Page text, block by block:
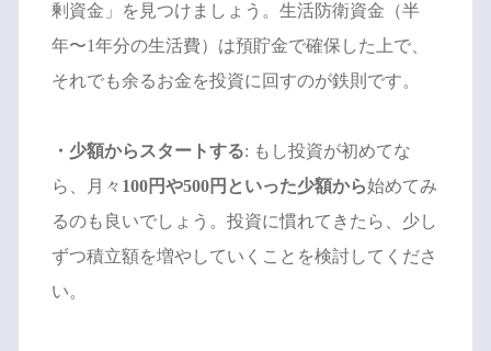
剰資金」を見つけましょう。生活防衛資金（半
年〜1年分の生活費）は預貯金で確保した上で、
それでも余るお金を投資に回すのが鉄則です。
・少額からスタートする: もし投資が初めてな
ら、月々 100円や500円といった少額から始めてみ
るのも良いでしょう。投資に慣れてきたら、少し
ずつ積立額を増やしていくことを検討してくださ
い。